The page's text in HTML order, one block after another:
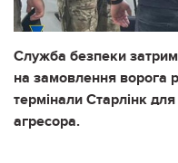
Служба безпеки
на замовлення ворога
термінали Старлінк
агресора.